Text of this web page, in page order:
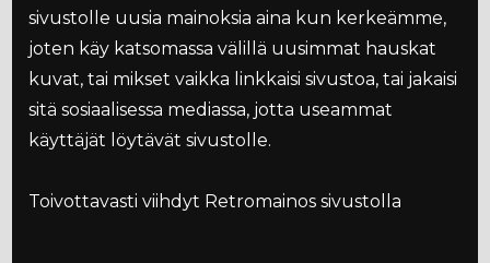
sivustolle uusia mainoksia aina kun kerkeämme,
joten käy katsomassa välillä uusimmat hauskat
kuvat, tai mikset vaikka linkkaisi sivustoa, tai jakaisi
sitä sosiaalisessa mediassa, jotta useammat
käyttäjät löytävät sivustolle.
Toivottavasti viihdyt Retromainos sivustolla